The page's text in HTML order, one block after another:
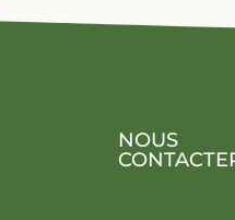
NOUS